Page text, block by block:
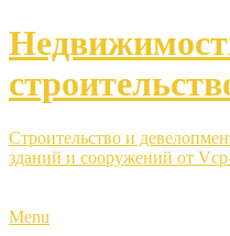
Строительство и
зданий и сооружений от
Menu